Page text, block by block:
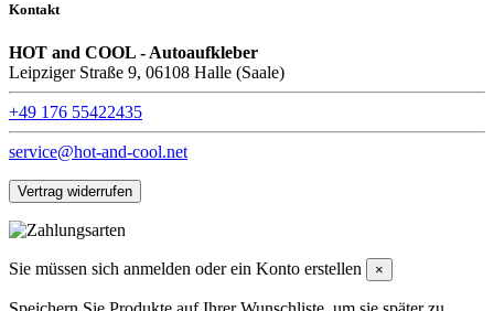
Kontakt
HOT and COOL - Autoaufkleber
Leipziger Straße 9, 06108 Halle (Saale)
+49 176 55422435
service@hot-and-cool.net
Vertrag widerrufen
Sie müssen sich anmelden oder ein Konto erstellen ×